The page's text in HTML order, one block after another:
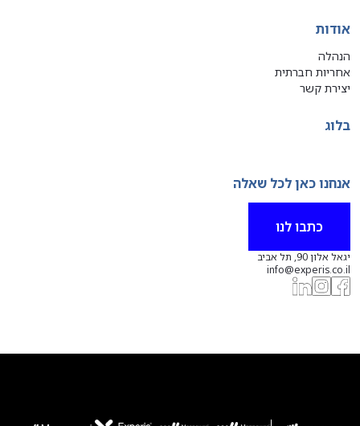
אודות
הנהלה
אחריות חברתית
יצירת קשר
בלוג
אנחנו כאן לכל שאלה
כתבו לנו
יגאל אלון 90, תל אביב
info@experis.co.il